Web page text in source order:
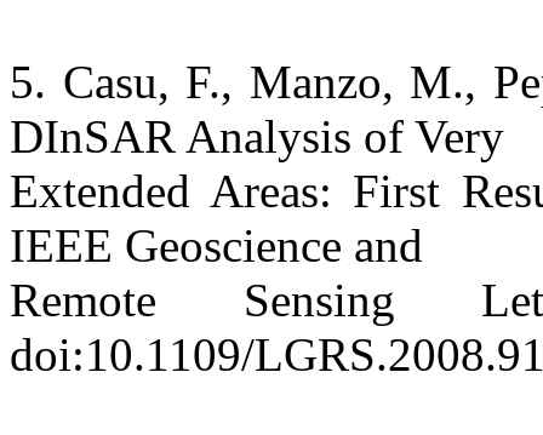
5. Casu, F., Manzo, M.,
DInSAR Analysis of Very
Extended Areas: First
IEEE Geoscience and
Remote
doi:10.1109/